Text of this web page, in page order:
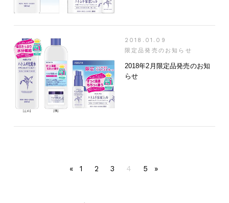
2018.01.09
限定品発売のお知らせ
2018年2月限定品発売のお知
らせ
« 1 2 3 4 5 »